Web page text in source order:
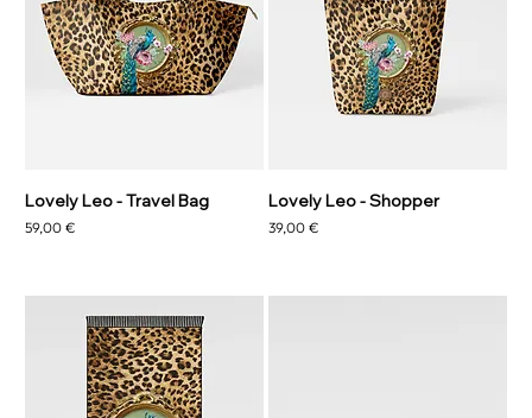
Lovely Leo - Travel Bag
Prix
59,00 €
Lovely Leo - Shopper
Prix
39,00 €